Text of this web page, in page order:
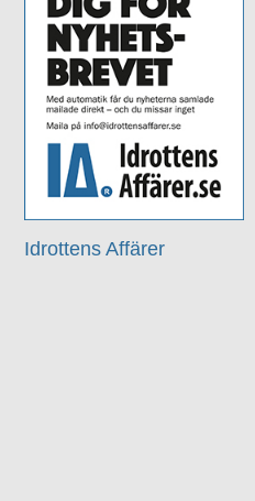
Idrottens Affärer